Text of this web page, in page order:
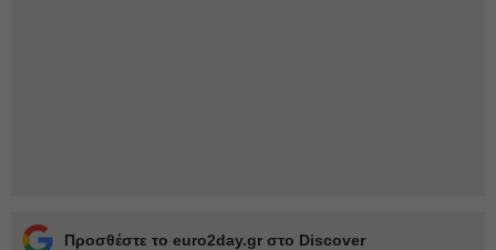
Προσθέστε το euro2day.gr στο Discover